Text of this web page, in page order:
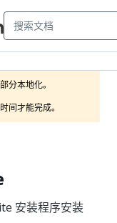
分本地化。
间才能完成。
安装程序安装